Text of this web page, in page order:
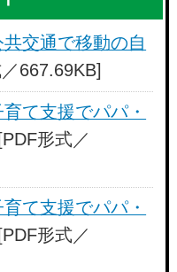
共交通で移動の自
667.69KB]
て支援でパパ・
形式／
て支援でパパ・
[PDF形式／